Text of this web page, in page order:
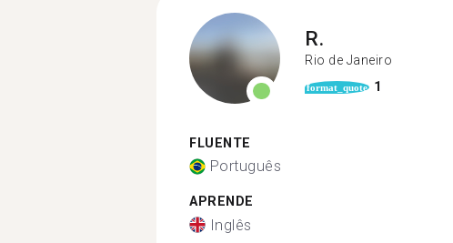
R.
Rio de Janeiro
format_quote 1
FLUENTE
Português
APRENDE
Inglês